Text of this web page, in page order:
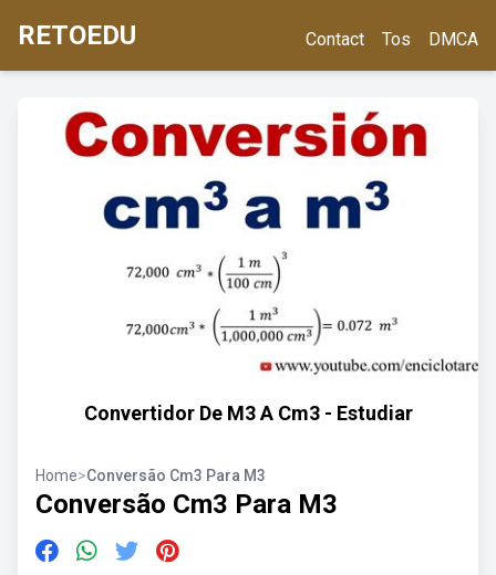
RETOEDU Contact Tos DMCA
Convertidor De M3 A Cm3 - Estudiar
Home>Conversão Cm3 Para M3
Conversão Cm3 Para M3